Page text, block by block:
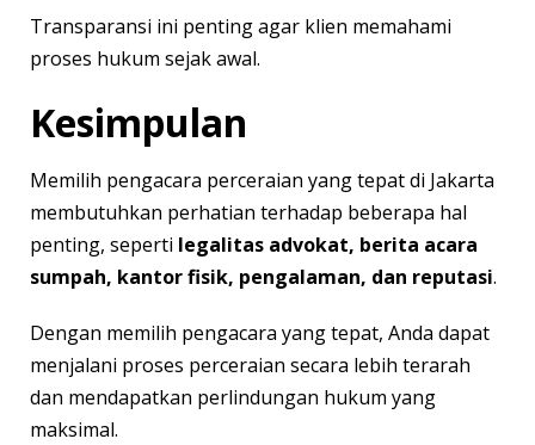
Transparansi ini penting agar klien memahami
proses hukum sejak awal.
Kesimpulan
Memilih pengacara perceraian yang tepat di Jakarta
membutuhkan perhatian terhadap beberapa hal
penting, seperti legalitas advokat, berita acara
sumpah, kantor fisik, pengalaman, dan reputasi.
Dengan memilih pengacara yang tepat, Anda dapat
menjalani proses perceraian secara lebih terarah
dan mendapatkan perlindungan hukum yang
maksimal.